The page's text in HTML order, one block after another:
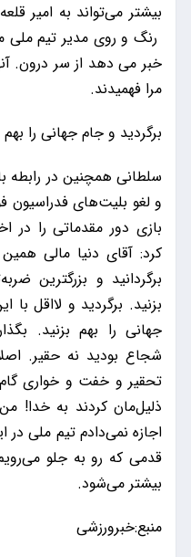
بیشتر می‌تواند به امیر
رنگ و روی مدیر تیم ملی
خبر می دهد از سر درون.
مرا فهمیدند.
برگردید و جام جهانی را بهم
سلطانی همچنین در رابطه
بازی دور مقدماتی را در
کرد: آقای دنیا مالی
برگردانید و بزرگترین
جهانی را بهم بزنید.
شجاع بودید نه حقیر.
تحقیر و خفت و خواری گام
ذلیل‌مان کردند به خدا!
اجازه نمی‌دادم تیم ملی
قدمی که رو به جلو
بیشتر می‌شود.
منبع:خبرورزشی